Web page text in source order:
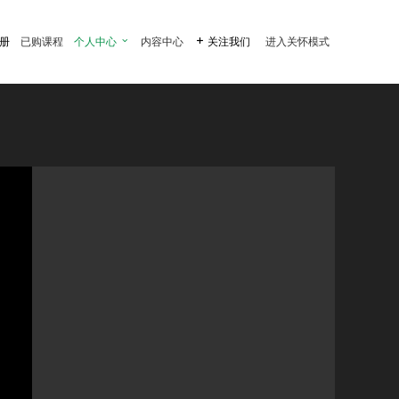
已购课程 个人中心  内容中心  关注我们 进入关怀模式